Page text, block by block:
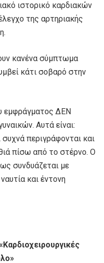
ιστορικό καρδιακών
της αρτηριακής
κανένα σύμπτωμα
κάτι σοβαρό στην
εμφράγματος ΔΕΝ
Αυτά είναι:
περιγράφονται και
πίσω από το στέρνο. Ο
συνδυάζεται με
και έντονη